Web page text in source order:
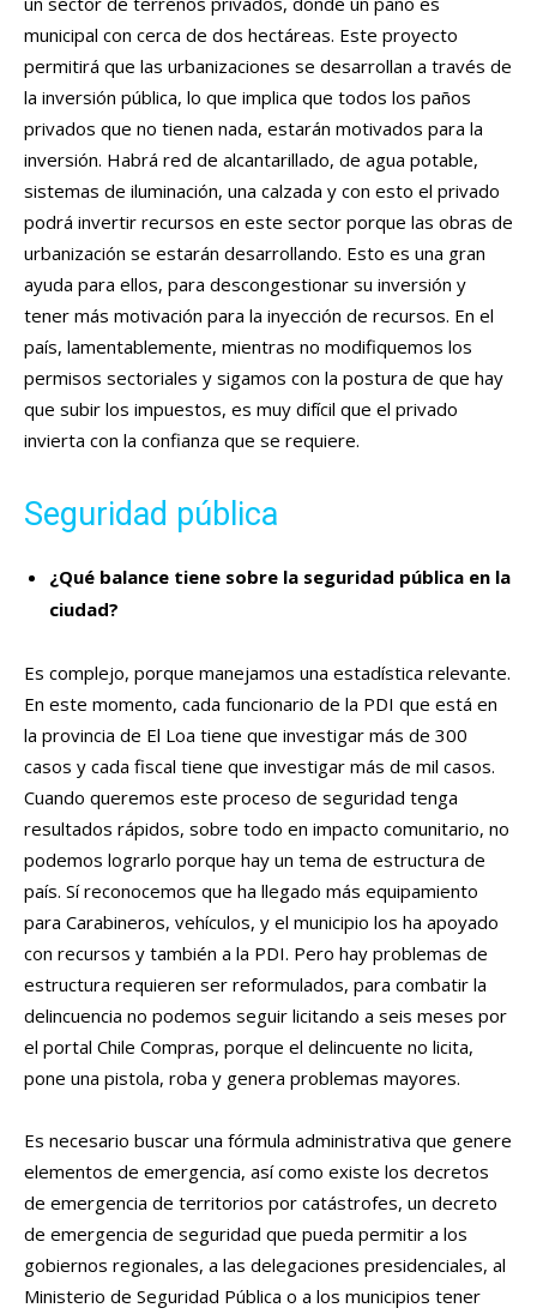
municipal con cerca de dos hectáreas. Este proyecto
permitirá que las urbanizaciones se desarrollan a través de
la inversión pública, lo que implica que todos los paños
privados que no tienen nada, estarán motivados para la
inversión. Habrá red de alcantarillado, de agua potable,
sistemas de iluminación, una calzada y con esto el privado
podrá invertir recursos en este sector porque las obras de
urbanización se estarán desarrollando. Esto es una gran
ayuda para ellos, para descongestionar su inversión y
tener más motivación para la inyección de recursos. En el
país, lamentablemente, mientras no modifiquemos los
permisos sectoriales y sigamos con la postura de que hay
que subir los impuestos, es muy difícil que el privado
invierta con la confianza que se requiere.
Seguridad pública
¿Qué balance tiene sobre la seguridad pública en la
ciudad?
Es complejo, porque manejamos una estadística relevante.
En este momento, cada funcionario de la PDI que está en
la provincia de El Loa tiene que investigar más de 300
casos y cada fiscal tiene que investigar más de mil casos.
Cuando queremos este proceso de seguridad tenga
resultados rápidos, sobre todo en impacto comunitario, no
podemos lograrlo porque hay un tema de estructura de
país. Sí reconocemos que ha llegado más equipamiento
para Carabineros, vehículos, y el municipio los ha apoyado
con recursos y también a la PDI. Pero hay problemas de
estructura requieren ser reformulados, para combatir la
delincuencia no podemos seguir licitando a seis meses por
el portal Chile Compras, porque el delincuente no licita,
pone una pistola, roba y genera problemas mayores.
Es necesario buscar una fórmula administrativa que genere
elementos de emergencia, así como existe los decretos
de emergencia de territorios por catástrofes, un decreto
de emergencia de seguridad que pueda permitir a los
gobiernos regionales, a las delegaciones presidenciales, al
Ministerio de Seguridad Pública o a los municipios tener